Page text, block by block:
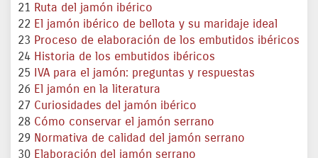
21 Ruta del jamón ibérico
22 El jamón ibérico de bellota y su maridaje ideal
23 Proceso de elaboración de los embutidos ibéricos
24 Historia de los embutidos ibéricos
25 IVA para el jamón: preguntas y respuestas
26 El jamón en la literatura
27 Curiosidades del jamón ibérico
28 Cómo conservar el jamón serrano
29 Normativa de calidad del jamón serrano
30 Elaboración del jamón serrano